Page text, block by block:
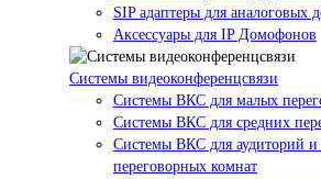
SIP адаптеры для аналоговых
Аксессуары для IP Домофонов
Системы видеоконференцсвязи
Системы ВКС для малых
Системы ВКС для средних
Системы ВКС для аудиторий
переговорных комнат